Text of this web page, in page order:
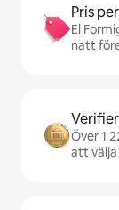
Pris
El
natt
Över 1
att välja